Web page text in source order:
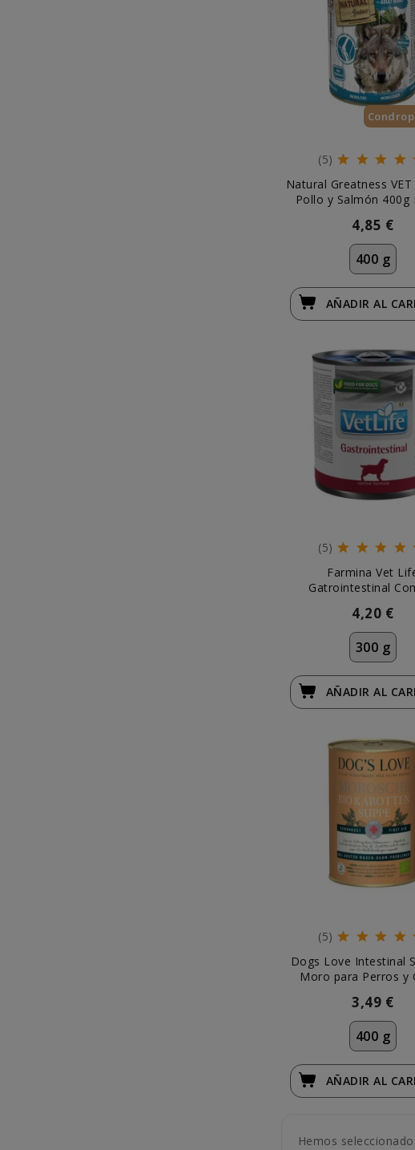
(5)
Natural Greatness
Pollo y Salmón 400g
4,85 €
400 g
AÑADIRAL
(5)
Farmina Vet
Gatrointestinal
4,20 €
300 g
AÑADIRAL
(5)
Dogs Love Intestinal
Moro para Perros y
3,49 €
400 g
AÑADIRAL
Hemos